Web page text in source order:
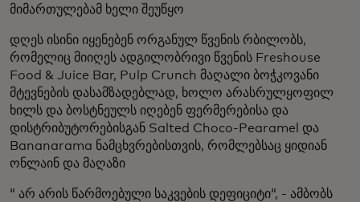
მიმართულებამ ხელი შეუწყო
დღეს ისინი იყენებენ ორგანულ წვენის რბილობს,
რომელიც მიიღეს ადგილობრივი წვენის Freshouse
Food & Juice Bar, Pulp Crunch მაღალი ბოჭკოვანი
მტევნების დასამზადებლად, ხოლო არასრულყოფილ
ხილს და ბოსტნეულს იღებენ ფერმერებისა და
დისტრიბუტორებისგან Salted Choco-Pearamel და
Bananarama ნამცხვრებისთვის, რომლებსაც ყიდიან
ონლაინ და მაღაზი
“ არ არის წარმოებული საკვების დეფიციტი“, - ამბობს